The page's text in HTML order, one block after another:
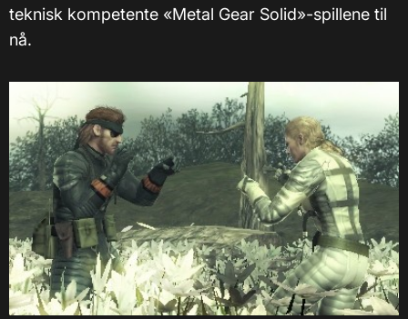
teknisk kompetente «Metal Gear Solid»-spillene til
nå.